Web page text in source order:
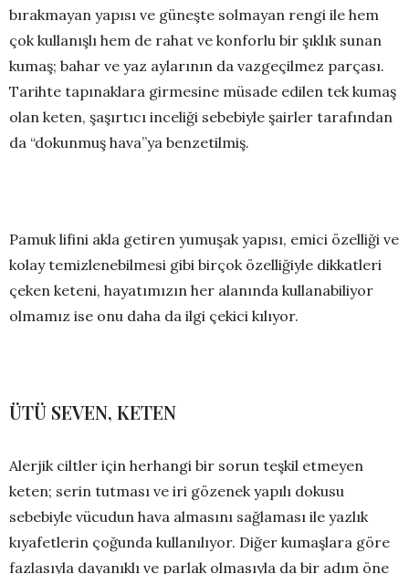
bırakmayan yapısı ve güneşte solmayan rengi ile hem
çok kullanışlı hem de rahat ve konforlu bir şıklık sunan
kumaş; bahar ve yaz aylarının da vazgeçilmez parçası.
Tarihte tapınaklara girmesine müsade edilen tek kumaş
olan keten, şaşırtıcı inceliği sebebiyle şairler tarafından
da “dokunmuş hava”ya benzetilmiş.
Pamuk lifini akla getiren yumuşak yapısı, emici özelliği ve
kolay temizlenebilmesi gibi birçok özelliğiyle dikkatleri
çeken keteni, hayatımızın her alanında kullanabiliyor
olmamız ise onu daha da ilgi çekici kılıyor.
ÜTÜ SEVEN, KETEN
Alerjik ciltler için herhangi bir sorun teşkil etmeyen
keten; serin tutması ve iri gözenek yapılı dokusu
sebebiyle vücudun hava almasını sağlaması ile yazlık
kıyafetlerin çoğunda kullanılıyor. Diğer kumaşlara göre
fazlasıyla dayanıklı ve parlak olmasıyla da bir adım öne